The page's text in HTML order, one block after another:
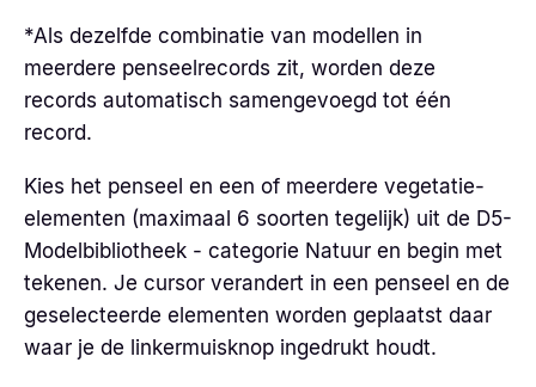
*Als dezelfde combinatie van modellen in
meerdere penseelrecords zit, worden deze
records automatisch samengevoegd tot één
record.
Kies het penseel en een of meerdere vegetatie-
elementen (maximaal 6 soorten tegelijk) uit de D5-
Modelbibliotheek - categorie Natuur en begin met
tekenen. Je cursor verandert in een penseel en de
geselecteerde elementen worden geplaatst daar
waar je de linkermuisknop ingedrukt houdt.